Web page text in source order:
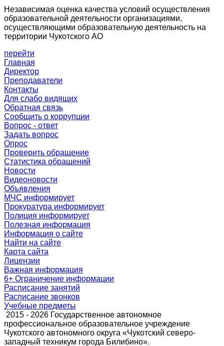
Независимая оценка качества условий осуществления
образовательной деятельности организациями,
осуществляющими образовательную деятельность на
территории Чукотского АО
перейти
Главная
Директор
Преподаватели
Контакты
Для слабо видящих
Обратная связь
Сообщить о коррупции
Вопрос - ответ
Задать вопрос
Опрос
Проверить обращение
Статистика обращений
Новости
Видеоновости
Объявления
МЧС информирует
Прокуратура информирует
Полиция информирует
Полезная информация
Информация о сайте
Найти на сайте
Карта сайта
Лицензии
Важная информация
6+ Ограничение информации
Расписание занятий
Расписание звонков
Учебные предметы
2015 - 2026 Государственное автономное
профессиональное образовательное учреждение
Чукотского автономного округа «Чукотский северо-
западный техникум города Билибино».